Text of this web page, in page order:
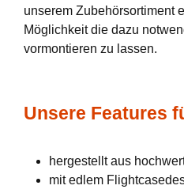
unserem Zubehörsortiment
Möglichkeit die dazu
vormontieren zu lassen.
Unsere Features
hergestellt aus
mit edlem